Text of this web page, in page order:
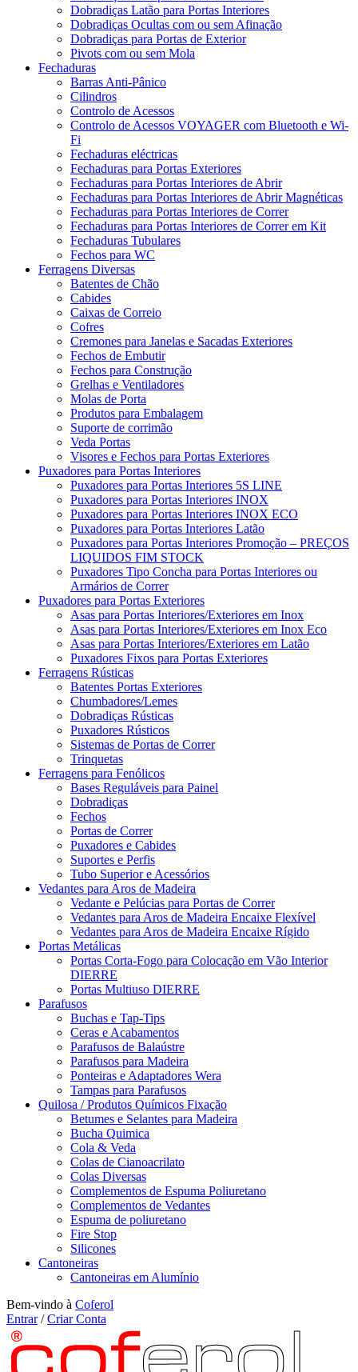
Dobradiças Latão para Portas Interiores
Dobradiças Ocultas com ou sem Afinação
Dobradiças para Portas de Exterior
Pivots com ou sem Mola
Fechaduras
Barras Anti-Pânico
Cilindros
Controlo de Acessos
Controlo de Acessos VOYAGER com Bluetooth e Wi-
Fi
Fechaduras eléctricas
Fechaduras para Portas Exteriores
Fechaduras para Portas Interiores de Abrir
Fechaduras para Portas Interiores de Abrir Magnéticas
Fechaduras para Portas Interiores de Correr
Fechaduras para Portas Interiores de Correr em Kit
Fechaduras Tubulares
Fechos para WC
Ferragens Diversas
Batentes de Chão
Cabides
Caixas de Correio
Cofres
Cremones para Janelas e Sacadas Exteriores
Fechos de Embutir
Fechos para Construção
Grelhas e Ventiladores
Molas de Porta
Produtos para Embalagem
Suporte de corrimão
Veda Portas
Visores e Fechos para Portas Exteriores
Puxadores para Portas Interiores
Puxadores para Portas Interiores 5S LINE
Puxadores para Portas Interiores INOX
Puxadores para Portas Interiores INOX ECO
Puxadores para Portas Interiores Latão
Puxadores para Portas Interiores Promoção – PREÇOS
LIQUIDOS FIM STOCK
Puxadores Tipo Concha para Portas Interiores ou
Armários de Correr
Puxadores para Portas Exteriores
Asas para Portas Interiores/Exteriores em Inox
Asas para Portas Interiores/Exteriores em Inox Eco
Asas para Portas Interiores/Exteriores em Latão
Puxadores Fixos para Portas Exteriores
Ferragens Rústicas
Batentes Portas Exteriores
Chumbadores/Lemes
Dobradiças Rústicas
Puxadores Rústicos
Sistemas de Portas de Correr
Trinquetas
Ferragens para Fenólicos
Bases Reguláveis para Painel
Dobradiças
Fechos
Portas de Correr
Puxadores e Cabides
Suportes e Perfis
Tubo Superior e Acessórios
Vedantes para Aros de Madeira
Vedante e Pelúcias para Portas de Correr
Vedantes para Aros de Madeira Encaixe Flexível
Vedantes para Aros de Madeira Encaixe Rígido
Portas Metálicas
Portas Corta-Fogo para Colocação em Vão Interior
DIERRE
Portas Multiuso DIERRE
Parafusos
Buchas e Tap-Tips
Ceras e Acabamentos
Parafusos de Balaústre
Parafusos para Madeira
Ponteiras e Adaptadores Wera
Tampas para Parafusos
Quilosa / Produtos Químicos Fixação
Betumes e Selantes para Madeira
Bucha Quimica
Cola & Veda
Colas de Cianoacrilato
Colas Diversas
Complementos de Espuma Poliuretano
Complementos de Vedantes
Espuma de poliuretano
Fire Stop
Silicones
Cantoneiras
Cantoneiras em Alumínio
Bem-vindo à Coferol
Entrar/Criar Conta